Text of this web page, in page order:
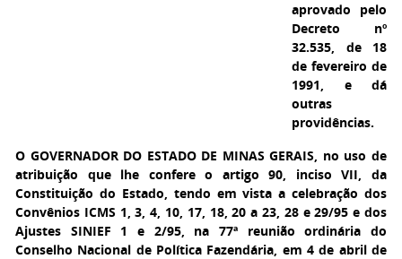
aprovado pelo
Decreto nº
32.535, de 18
de fevereiro de
1991, e dá
outras
providências.
O GOVERNADOR DO ESTADO DE MINAS GERAIS, no uso de
atribuição que lhe confere o artigo 90, inciso VII, da
Constituição do Estado, tendo em vista a celebração dos
Convênios ICMS 1, 3, 4, 10, 17, 18, 20 a 23, 28 e 29/95 e dos
Ajustes SINIEF 1 e 2/95, na 77ª reunião ordinária do
Conselho Nacional de Política Fazendária, em 4 de abril de